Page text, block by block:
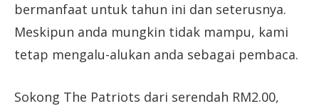
bermanfaat untuk tahun ini dan seterusnya.
Meskipun anda mungkin tidak mampu, kami
tetap mengalu-alukan anda sebagai pembaca.
Sokong The Patriots dari serendah RM2.00,